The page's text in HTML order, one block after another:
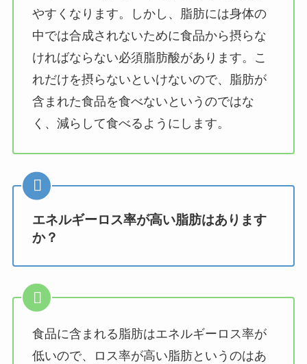
やすくなります。しかし、脂肪には身体の
中では合成されないために食品から摂らな
ければならない必須脂肪酸があります。こ
れだけを摂らないといけないので、脂肪が
含まれた食品を食べないというのではな
く、減らして食べるようにします。
エネルギーロス率が高い脂肪はあります
か？
食品に含まれる脂肪はエネルギーロス率が
低いので、ロス率が高い脂肪というのはあ